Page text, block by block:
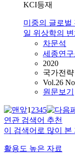
KCI등재
미중의 글로벌
일 위상학의
차문석
세종연구
2020
국가전략
Vol.26
원문보기
12345
연관 검색어 추천
이 검색어로 많이 본
활용도 높은 자료